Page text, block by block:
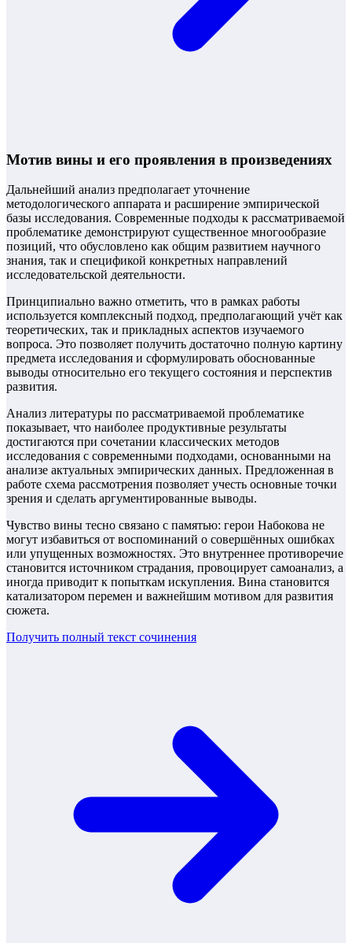
Мотив вины и его проявления в произведениях
Дальнейший анализ предполагает уточнение
методологического аппарата и расширение эмпирической
базы исследования. Современные подходы к рассматриваемой
проблематике демонстрируют существенное многообразие
позиций, что обусловлено как общим развитием научного
знания, так и спецификой конкретных направлений
исследовательской деятельности.
Принципиально важно отметить, что в рамках работы
используется комплексный подход, предполагающий учёт как
теоретических, так и прикладных аспектов изучаемого
вопроса. Это позволяет получить достаточно полную картину
предмета исследования и сформулировать обоснованные
выводы относительно его текущего состояния и перспектив
развития.
Анализ литературы по рассматриваемой проблематике
показывает, что наиболее продуктивные результаты
достигаются при сочетании классических методов
исследования с современными подходами, основанными на
анализе актуальных эмпирических данных. Предложенная в
работе схема рассмотрения позволяет учесть основные точки
зрения и сделать аргументированные выводы.
Чувство вины тесно связано с памятью: герои Набокова не
могут избавиться от воспоминаний о совершённых ошибках
или упущенных возможностях. Это внутреннее противоречие
становится источником страдания, провоцирует самоанализ, а
иногда приводит к попыткам искупления. Вина становится
катализатором перемен и важнейшим мотивом для развития
сюжета.
Получить полный текст сочинения